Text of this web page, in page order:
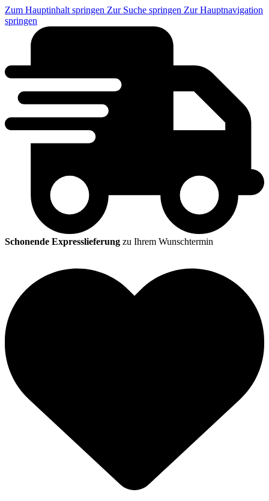
Zum Hauptinhalt springen Zur Suche springen Zur Hauptnavigation
springen
Schonende Expresslieferung zu Ihrem Wunschtermin